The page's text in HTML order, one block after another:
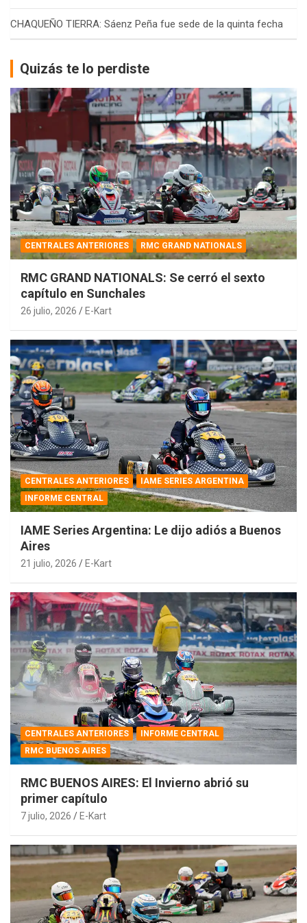
CHAQUEÑO TIERRA: Sáenz Peña fue sede de la quinta fecha
Quizás te lo perdiste
CENTRALES ANTERIORES RMC GRAND NATIONALS
RMC GRAND NATIONALS: Se cerró el sexto
capítulo en Sunchales
26 julio, 2026 E-Kart
CENTRALES ANTERIORES
IAME SERIES ARGENTINA
INFORME CENTRAL
IAME Series Argentina: Le dijo adiós a Buenos
Aires
21 julio, 2026 E-Kart
CENTRALES ANTERIORES
INFORME CENTRAL
RMC BUENOS AIRES
RMC BUENOS AIRES: El Invierno abrió su
primer capítulo
7 julio, 2026 E-Kart